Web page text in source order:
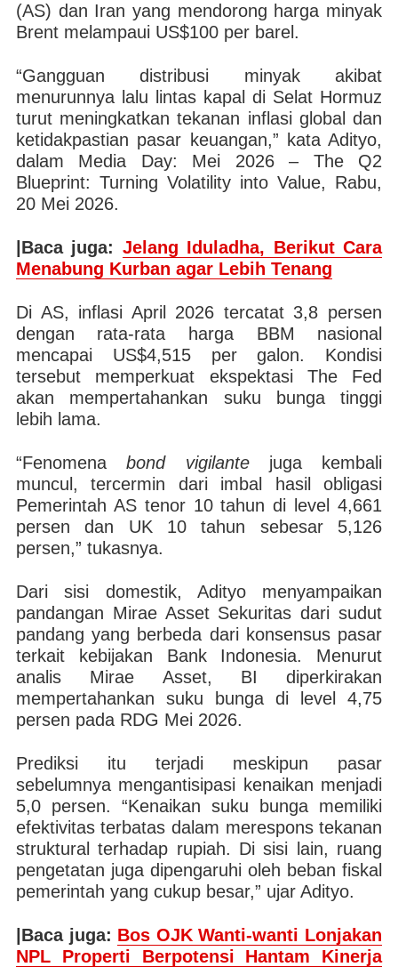
(AS) dan Iran yang mendorong harga minyak
Brent melampaui US$100 per barel.
“Gangguan distribusi minyak akibat
menurunnya lalu lintas kapal di Selat Hormuz
turut meningkatkan tekanan inflasi global dan
ketidakpastian pasar keuangan,” kata Adityo,
dalam Media Day: Mei 2026 – The Q2
Blueprint: Turning Volatility into Value, Rabu,
20 Mei 2026.
|Baca juga: Jelang Iduladha, Berikut Cara
Menabung Kurban agar Lebih Tenang
Di AS, inflasi April 2026 tercatat 3,8 persen
dengan rata-rata harga BBM nasional
mencapai US$4,515 per galon. Kondisi
tersebut memperkuat ekspektasi The Fed
akan mempertahankan suku bunga tinggi
lebih lama.
“Fenomenabond vigilantejuga kembali
muncul, tercermin dari imbal hasil obligasi
Pemerintah AS tenor 10 tahun di level 4,661
persen dan UK 10 tahun sebesar 5,126
persen,” tukasnya.
Dari sisi domestik, Adityo menyampaikan
pandangan Mirae Asset Sekuritas dari sudut
pandang yang berbeda dari konsensus pasar
terkait kebijakan Bank Indonesia. Menurut
analis Mirae Asset, BI diperkirakan
mempertahankan suku bunga di level 4,75
persen pada RDG Mei 2026.
Prediksi itu terjadi meskipun pasar
sebelumnya mengantisipasi kenaikan menjadi
5,0 persen. “Kenaikan suku bunga memiliki
efektivitas terbatas dalam merespons tekanan
struktural terhadap rupiah. Di sisi lain, ruang
pengetatan juga dipengaruhi oleh beban fiskal
pemerintah yang cukup besar,” ujar Adityo.
|Baca juga: Bos OJK Wanti-wanti Lonjakan
NPL Properti Berpotensi Hantam Kinerja